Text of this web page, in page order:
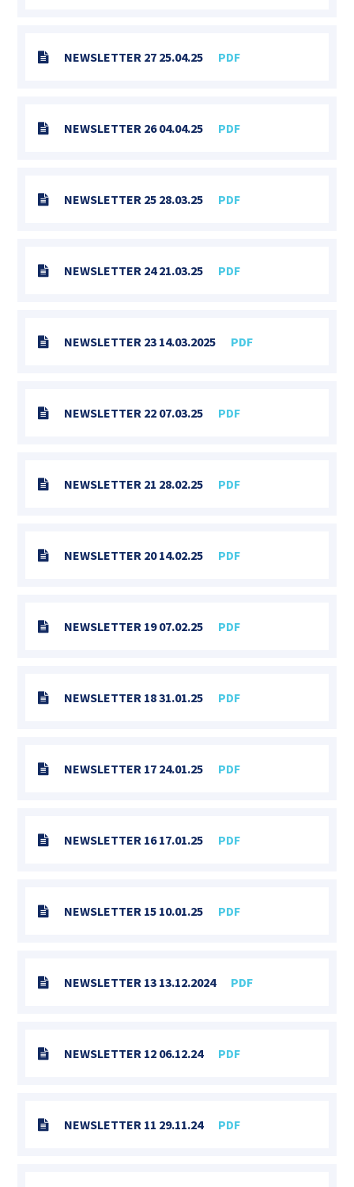
NEWSLETTER 27 25.04.25 PDF
NEWSLETTER 26 04.04.25 PDF
NEWSLETTER 25 28.03.25 PDF
NEWSLETTER 24 21.03.25 PDF
NEWSLETTER 23 14.03.2025 PDF
NEWSLETTER 22 07.03.25 PDF
NEWSLETTER 21 28.02.25 PDF
NEWSLETTER 20 14.02.25 PDF
NEWSLETTER 19 07.02.25 PDF
NEWSLETTER 18 31.01.25 PDF
NEWSLETTER 17 24.01.25 PDF
NEWSLETTER 16 17.01.25 PDF
NEWSLETTER 15 10.01.25 PDF
NEWSLETTER 13 13.12.2024 PDF
NEWSLETTER 12 06.12.24 PDF
NEWSLETTER 11 29.11.24 PDF